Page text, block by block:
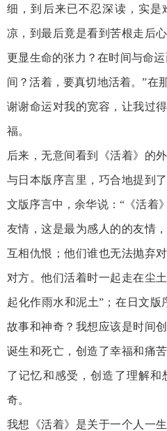
细，到后来已不忍深读，实是
凉，到最后竟是看到苦根走后
更显生命的张力？在时间与命
间？活着，要真切地活着。”在
谢谢命运对我的宽容，让我过
福。
后来，无意间看到《活着》的
与日本版序言里，巧合地提到
文版序言中，余华说：“《活着
友情，这是最为感人的的友情
互相仇恨；他们谁也无法抛弃
对方。他们活着时一起走在尘
起化作雨水和泥土”；在日文版
故事和神奇？我想应该是时间
诞生和死亡，创造了幸福和痛
了记忆和感受，创造了理解
奇。
我想《活着》是关于一个人一